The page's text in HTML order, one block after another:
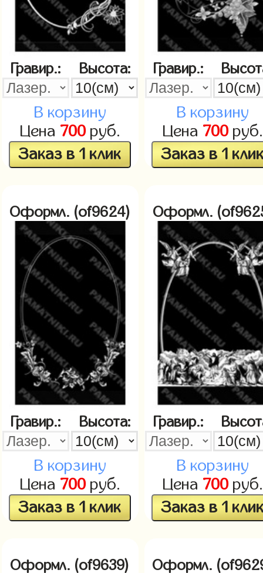
Гравир.: Высота:
В корзину
Цена 700руб.
Заказ в 1 клик
Гравир.:
В корзину
Цена 700руб.
Заказ в 1
Оформл. (of9624)
Гравир.: Высота:
В корзину
Цена 700руб.
Заказ в 1 клик
Оформл.
Гравир.:
В корзину
Цена 700руб.
Заказ в 1
Оформл. (of9639) Оформл.